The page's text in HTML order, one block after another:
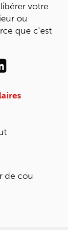
votre
ou
que c'est
de cou